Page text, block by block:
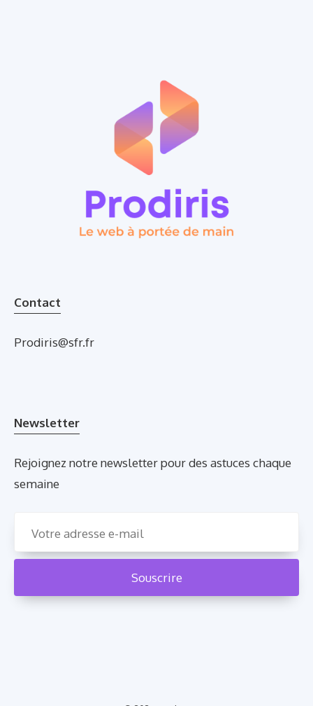
Contact
Prodiris@sfr.fr
Newsletter
Rejoignez notre newsletter pour des astuces chaque
semaine